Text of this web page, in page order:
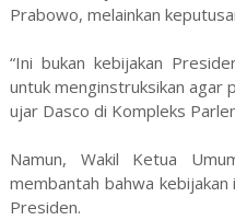
Prabowo, melainkan
“Ini bukan kebijakan
untuk menginstruksikan agar
ujar Dasco di Kompleks
Namun, Wakil Ketua
membantah bahwa
Presiden.